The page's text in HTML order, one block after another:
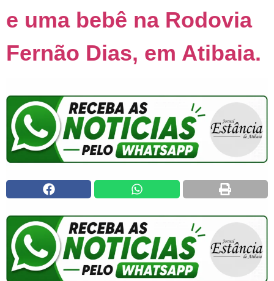
e uma bebê na Rodovia
Fernão Dias, em Atibaia.